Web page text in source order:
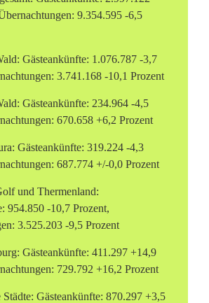
9.354.595 -6,5
Gästeankünfte: 1.076.787 -3,7
3.741.168 -10,1 Prozent
Gästeankünfte: 234.964 -4,5
670.658 +6,2 Prozent
Gästeankünfte: 319.224 -4,3
687.774 +/-0,0 Prozent
und Thermenland:
954.850 -10,7 Prozent,
3.525.203 -9,5 Prozent
Gästeankünfte: 411.297 +14,9
729.792 +16,2 Prozent
Städte: Gästeankünfte: 870.297 +3,5